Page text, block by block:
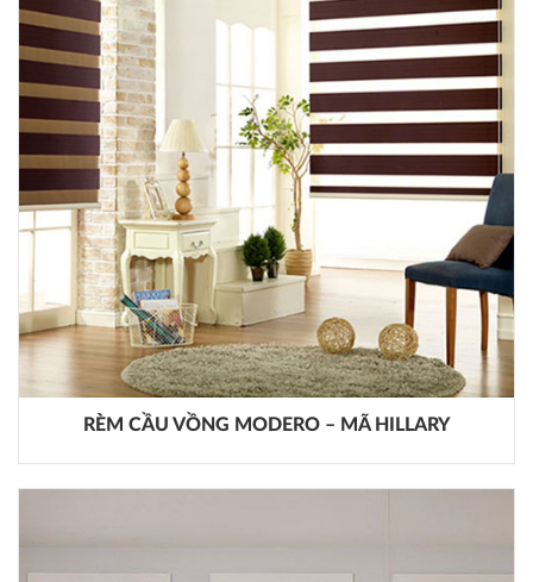
RÈM CẦU VỒNG MODERO – MÃ HILLARY